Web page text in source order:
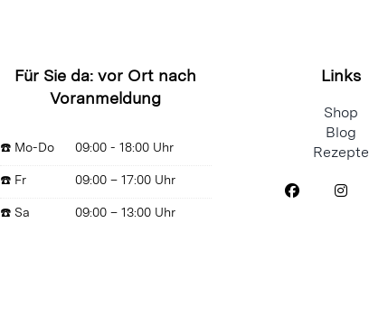
Für Sie da: vor Ort nach
Voranmeldung
☎️ Mo-Do 09:00 - 18:00 Uhr
☎️ Fr 09:00 – 17:00 Uhr
☎️ Sa 09:00 – 13:00 Uhr
Links
Shop
Blog
Rezepte